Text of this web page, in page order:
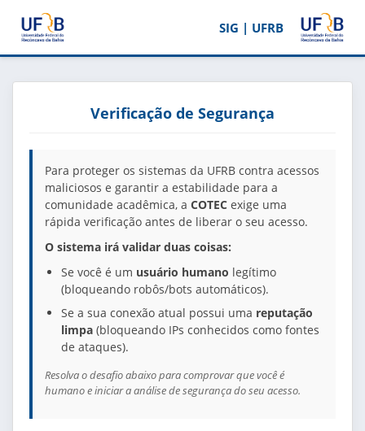
SIG | UFRB
Verificação de Segurança
Para proteger os sistemas da UFRB contra acessos
maliciosos e garantir a estabilidade para a
comunidade acadêmica, a COTEC exige uma
rápida verificação antes de liberar o seu acesso.
O sistema irá validar duas coisas:
Se você é um usuário humano legítimo
(bloqueando robôs/bots automáticos).
Se a sua conexão atual possui uma reputação
limpa (bloqueando IPs conhecidos como fontes
de ataques).
Resolva o desafio abaixo para comprovar que você é
humano e iniciar a análise de segurança do seu acesso.